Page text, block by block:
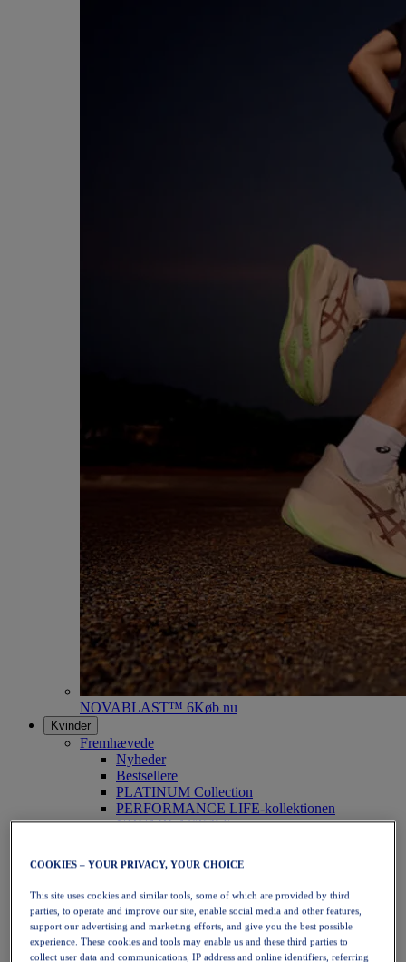
NOVABLAST™ 6Køb nu
Kvinder
Fremhævede
Nyheder
Bestsellere
PLATINUM Collection
PERFORMANCE LIFE-kollektionen
NOVABLAST™ 6
Løb
Trailløb
Tennis
Volleyball
Håndbold
Padel
Netbold
COOKIES – YOUR PRIVACY, YOUR CHOICE
This site uses cookies and similar tools, some of which are provided by third
parties, to operate and improve our site, enable social media and other features,
support our advertising and marketing efforts, and give you the best possible
experience. These cookies and tools may enable us and these third parties to
collect user data and communications, IP address and online identifiers, referring